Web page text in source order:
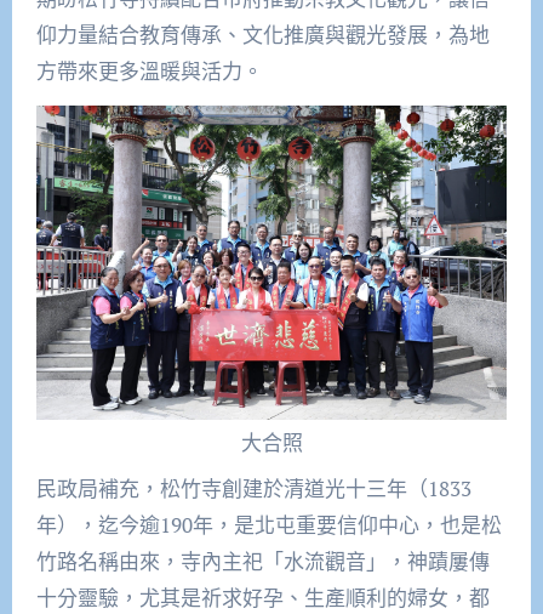
仰力量結合教育傳承、文化推廣與觀光發展，為地
方帶來更多溫暖與活力。
大合照
民政局補充，松竹寺創建於清道光十三年（1833
年），迄今逾190年，是北屯重要信仰中心，也是松
竹路名稱由來，寺內主祀「水流觀音」，神蹟屢傳
十分靈驗，尤其是祈求好孕、生產順利的婦女，都